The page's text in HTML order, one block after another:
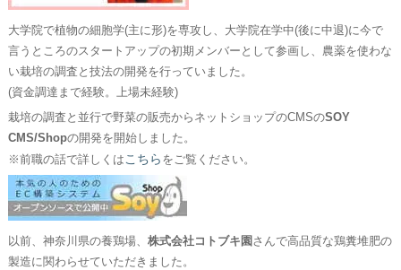
大学院で植物の細胞学(主に形)を専攻し、大学院在学中(後に中退)に今で
言うところのスタートアップの初期メンバーとして参画し、農薬を使わな
い栽培の調査と技法の開発を行っていました。
(資金調達まで経験。上場未経験)
栽培の調査と並行で野菜の販売からネットショップのCMSのSOY
CMS/Shopの開発を開始しました。
※前職の話で詳しくはこちら をご覧ください。
以前、神奈川県の養鶏場、 株式会社コトブキ園 さんで高品質な鶏糞堆肥の
製造に関わらせていただきました。